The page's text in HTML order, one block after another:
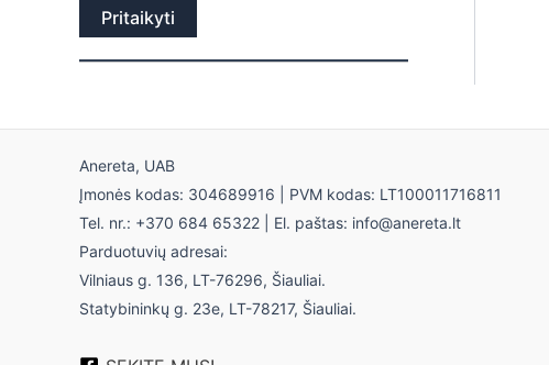
Pritaikyti
Anereta, UAB
Įmonės kodas: 304689916 | PVM kodas: LT100011716811
Tel. nr.: +370 684 65322 | El. paštas: info@anereta.lt
Parduotuvių adresai:
Vilniaus g. 136, LT-76296, Šiauliai.
Statybininkų g. 23e, LT-78217, Šiauliai.